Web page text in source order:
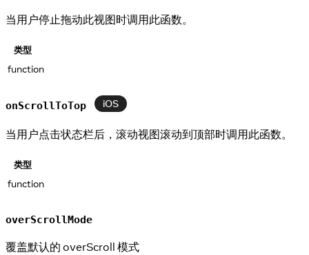
当用户停止拖动此视图时调用此函数。
类型
function
onScrollToTop iOS
当用户点击状态栏后，滚动视图滚动到顶部时调用此函数。
类型
function
overScrollMode
覆盖默认的 overScroll 模式